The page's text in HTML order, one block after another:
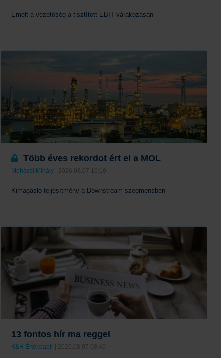
Emelt a vezetőség a tisztított EBIT várakozásán
Több éves rekordot ért el a MOL
Mohácsi Mihály | 2026.08.07 10:10
Kimagasló teljesítmény a Downstream szegmensben
Tovább
13 fontos hír ma reggel
K&H Értékpapír | 2026.08.07 08:40